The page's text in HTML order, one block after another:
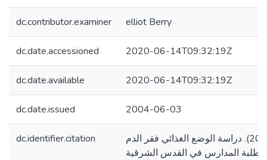
dc.contributor.examiner elliot Berry
dc.date.accessioned 2020-06-14T09:32:19Z
dc.date.available 2020-06-14T09:32:19Z
dc.date.issued 2004-06-03
dc.identifier.citation
جلدة، كرستين بيير. (2004). دراسة الوضع الغذائي فقر الدم
طلبة المدارس في القدس الشرقية